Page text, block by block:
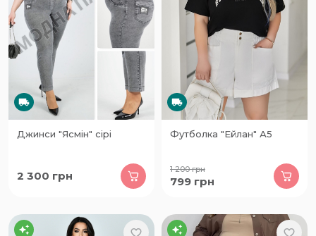
Джинси "Ясмін" сірі
2 300 грн
Футболка "Ейлан" А5
1 200грн
799 грн